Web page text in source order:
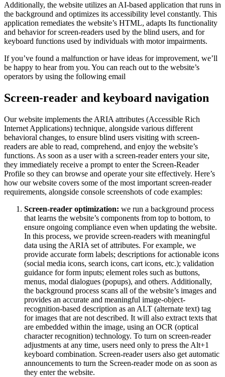
Additionally, the website utilizes an AI-based application that runs in
the background and optimizes its accessibility level constantly. This
application remediates the website’s HTML, adapts Its functionality
and behavior for screen-readers used by the blind users, and for
keyboard functions used by individuals with motor impairments.
If you’ve found a malfunction or have ideas for improvement, we’ll
be happy to hear from you. You can reach out to the website’s
operators by using the following email
Screen-reader and keyboard navigation
Our website implements the ARIA attributes (Accessible Rich
Internet Applications) technique, alongside various different
behavioral changes, to ensure blind users visiting with screen-
readers are able to read, comprehend, and enjoy the website’s
functions. As soon as a user with a screen-reader enters your site,
they immediately receive a prompt to enter the Screen-Reader
Profile so they can browse and operate your site effectively. Here’s
how our website covers some of the most important screen-reader
requirements, alongside console screenshots of code examples:
Screen-reader optimization: we run a background process
that learns the website’s components from top to bottom, to
ensure ongoing compliance even when updating the website.
In this process, we provide screen-readers with meaningful
data using the ARIA set of attributes. For example, we
provide accurate form labels; descriptions for actionable icons
(social media icons, search icons, cart icons, etc.); validation
guidance for form inputs; element roles such as buttons,
menus, modal dialogues (popups), and others. Additionally,
the background process scans all of the website’s images and
provides an accurate and meaningful image-object-
recognition-based description as an ALT (alternate text) tag
for images that are not described. It will also extract texts that
are embedded within the image, using an OCR (optical
character recognition) technology. To turn on screen-reader
adjustments at any time, users need only to press the Alt+1
keyboard combination. Screen-reader users also get automatic
announcements to turn the Screen-reader mode on as soon as
they enter the website.